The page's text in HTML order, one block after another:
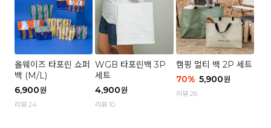
올웨이즈 타포린 쇼퍼
백 (M/L)
6,900원
리뷰 24
WGB 타포린백 3P
세트
4,900원
리뷰 10
캠핑 멀티 백 2P 세트
70% 5,900원
리뷰 26